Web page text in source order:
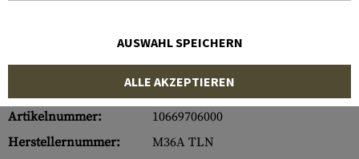
Artikelnummer:
10669706000
Herstellernummer:
M36A TLN
AUSWAHL SPEICHERN
ALLE AKZEPTIEREN